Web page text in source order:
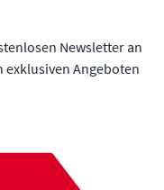
Newsletter an
Angeboten